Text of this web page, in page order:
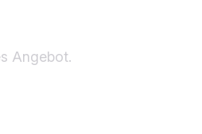
Angebot.